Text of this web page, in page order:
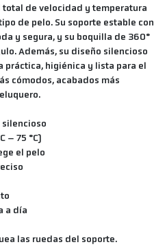
total de velocidad y temperatura
de pelo. Su soporte estable con
y segura, y su boquilla de 360°
Además, su diseño silencioso
práctica, higiénica y lista para el
cómodos, acabados más
silencioso
– 75 °C)
el pelo
a día
las ruedas del soporte.